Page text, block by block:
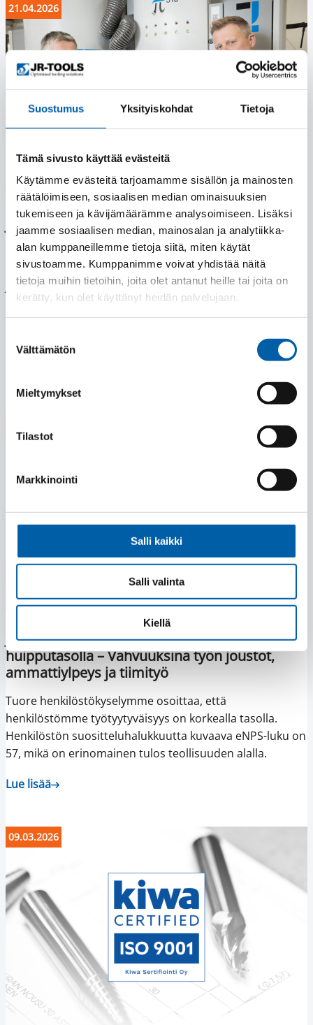
Suostumus Yksityiskohdat Tietoja
Tämä sivusto käyttää evästeitä
Käytämme evästeitä tarjoamamme sisällön ja mainosten
räätälöimiseen, sosiaalisen median ominaisuuksien
tukemiseen ja kävijämäärämme analysoimiseen. Lisäksi
jaamme sosiaalisen median, mainosalan ja analytiikka-
alan kumppaneillemme tietoja siitä, miten käytät
sivustoamme. Kumppanimme voivat yhdistää näitä
tietoja muihin tietoihin, joita olet antanut heille tai joita on
kerätty, kun olet käyttänyt heidän palvelujaan.
valinta
Välttämätön
Mieltymykset
Tilastot
Markkinointi
Salli kaikki
Salli valinta
Kiellä
21.04.2026
JR-Toolsin asiakastyytyväisyys erittäin
korkealla tasolla – Asiantuntemus, korkea
laatu ja terähuoltopalvelu avaintekijöinä
JR-Toolsin tuoreen asiakastyytyväisyyskyselyn tulokset
osoittavat, että panostukset laadukkaisiin tuotteisiin ja
asiantuntevaan palveluun näkyvät konkreettisesti
JR-Toolsin henkilöstötyytyväisyys
huipputasolla – Vahvuuksina työn joustot,
ammattiylpeys ja tiimityö
Tuore henkilöstökyselymme osoittaa, että
henkilöstömme työtyytyväisyys on korkealla tasolla.
Henkilöstön suositteluhalukkuutta kuvaava eNPS-luku on
57, mikä on erinomainen tulos teollisuuden alalla.
Lue lisää
09.03.2026